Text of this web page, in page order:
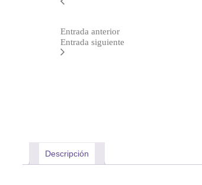
Entrada anterior
Entrada siguiente
Descripción